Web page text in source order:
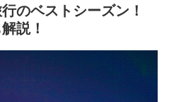
のベストシーズン！
説！